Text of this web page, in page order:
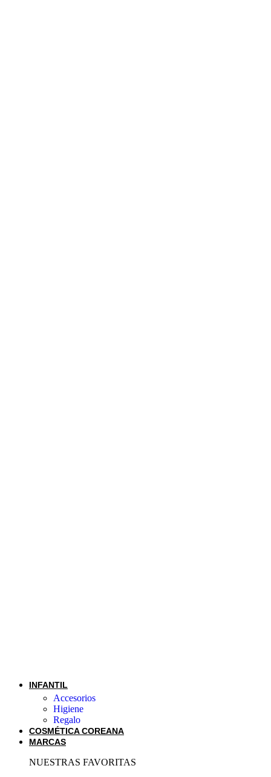
INFANTIL
Accesorios
Higiene
Regalo
COSMÉTICA COREANA
MARCAS
NUESTRAS FAVORITAS